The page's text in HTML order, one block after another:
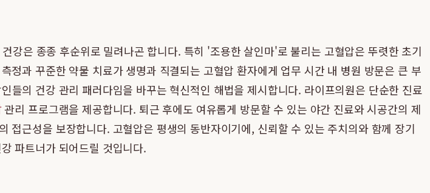
은 종종 후순위로 밀려나곤 합니다. 특히 '조용한 살인마'로 불리는 고혈압은 뚜렷한 초기
과 꾸준한 약물 치료가 생명과 직결되는 고혈압 환자에게 업무 시간 내 병원 방문은 큰 부
들의 건강 관리 패러다임을 바꾸는 혁신적인 해법을 제시합니다. 라이프의원은 단순한 진료
관리 프로그램을 제공합니다. 퇴근 후에도 여유롭게 방문할 수 있는 야간 진료와 시공간의 제
접근성을 보장합니다. 고혈압은 평생의 동반자이기에, 신뢰할 수 있는 주치의와 함께 장기
파트너가 되어드릴 것입니다.